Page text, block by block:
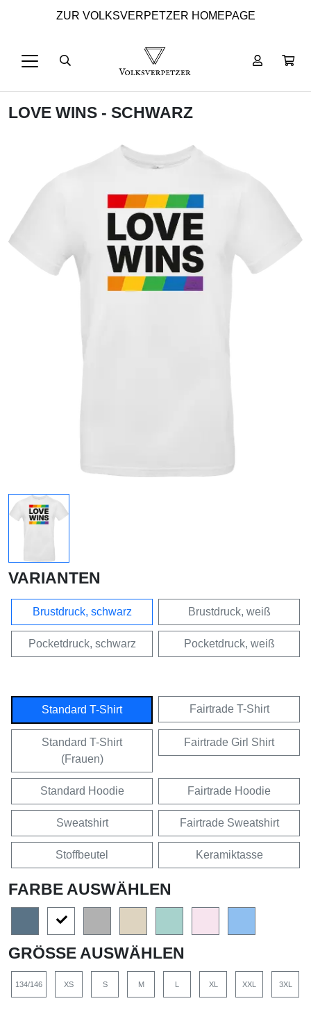
ZUR VOLKSVERPETZER HOMEPAGE
LOVE WINS - SCHWARZ
VARIANTEN
Brustdruck, schwarz Brustdruck, weiß
Pocketdruck, schwarz Pocketdruck, weiß
Standard T-Shirt Fairtrade T-Shirt
Standard T-Shirt
(Frauen)
Fairtrade Girl Shirt
Standard Hoodie Fairtrade Hoodie
Sweatshirt Fairtrade Sweatshirt
Stoffbeutel Keramiktasse
FARBE AUSWÄHLEN
GRÖSSE AUSWÄHLEN
134/146 XS S M L XL XXL 3XL